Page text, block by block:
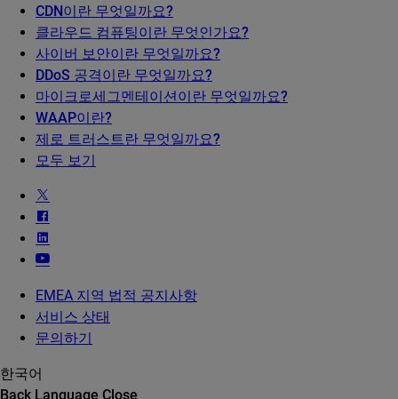
CDN이란 무엇일까요?
클라우드 컴퓨팅이란 무엇인가요?
사이버 보안이란 무엇일까요?
DDoS 공격이란 무엇일까요?
마이크로세그멘테이션이란 무엇일까요?
WAAP이란?
제로 트러스트란 무엇일까요?
모두 보기
EMEA 지역 법적 공지사항
서비스 상태
문의하기
한국어
Back Language Close